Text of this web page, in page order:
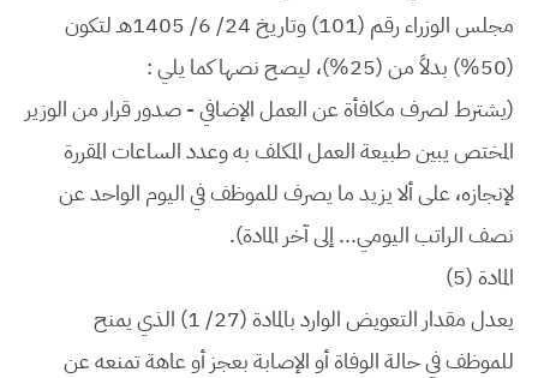
مجلس الوزراء رقم (101) وتاريخ 24/ 6/ 1405هـ لتكون
(50%) بدلاً من (25%)، ليصح نصها كما يلي :
(يشترط لصرف مكافأة عن العمل الإضافي - صدور قرار من الوزير
المختص يبين طبيعة العمل المكلف به وعدد الساعات المقررة
لإنجازه، على ألا يزيد ما يصرف للموظف في اليوم الواحد عن
نصف الراتب اليومي... إلى آخر المادة).
المادة (5)
يعدل مقدار التعويض الوارد بالمادة (27/ 1) الذي يمنح
للموظف في حالة الوفاة أو الإصابة بعجز أو عاهة تمنعه عن